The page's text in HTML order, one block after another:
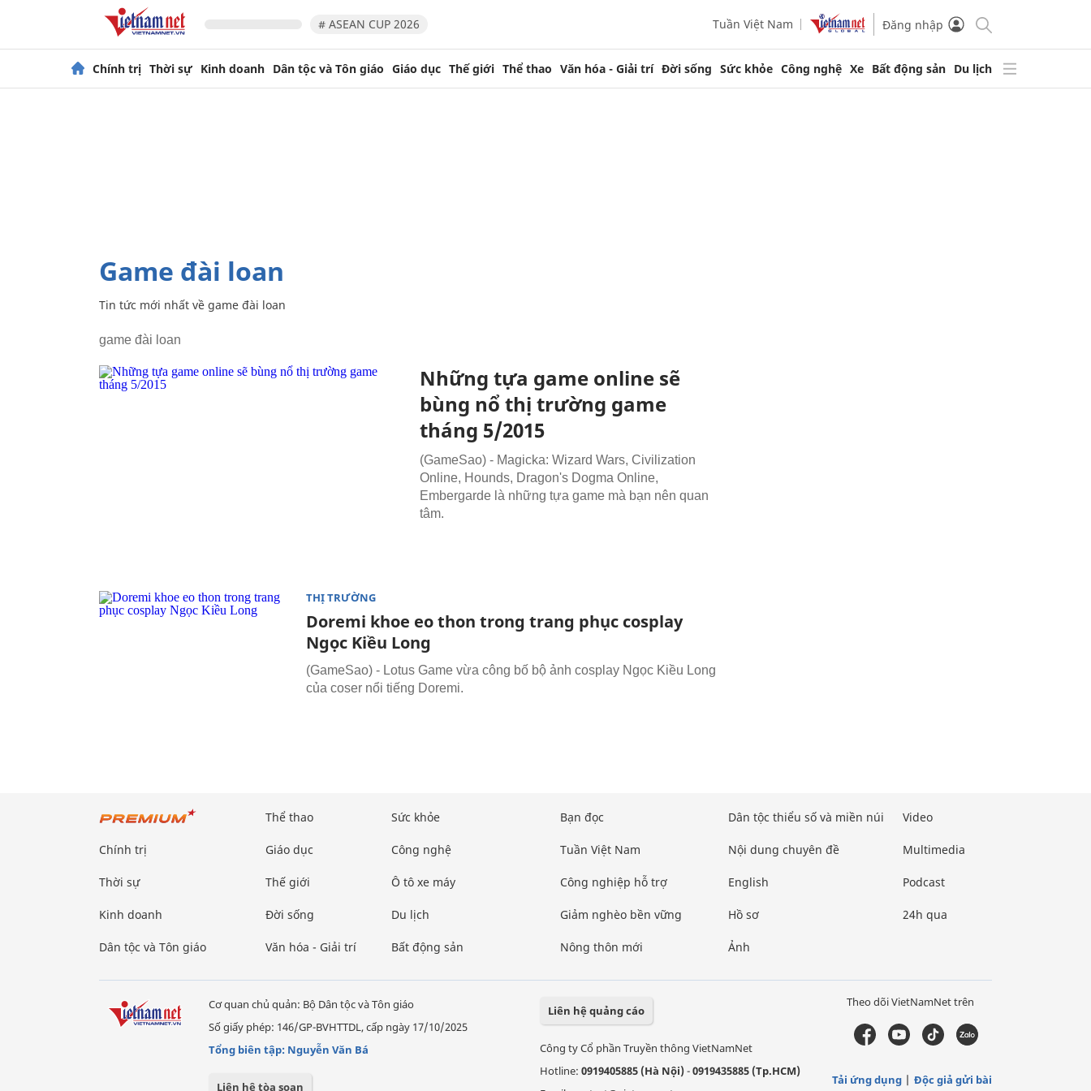
# ASEAN CUP 2026 Tuần Việt Nam Đăng nhập
Chính trị Thời sự Kinh doanh Dân tộc và Tôn giáo Giáo dục Thế giới Thể thao Văn hóa - Giải trí Đời sống Sức khỏe Công nghệ Xe Bất động sản Du lịch
game đài loan
Tin tức mới nhất về game đài loan
game đài loan
Những tựa game online sẽ
bùng nổ thị trường game
tháng 5/2015
(GameSao) - Magicka: Wizard Wars, Civilization
Online, Hounds, Dragon's Dogma Online,
Embergarde là những tựa game mà bạn nên quan
tâm.
THỊ TRƯỜNG
Doremi khoe eo thon trong trang phục cosplay
Ngọc Kiều Long
(GameSao) - Lotus Game vừa công bố bộ ảnh cosplay Ngọc Kiều Long
của coser nổi tiếng Doremi.
Chính trị
Thời sự
Kinh doanh
Dân tộc và Tôn giáo
Thể thao
Giáo dục
Thế giới
Đời sống
Văn hóa - Giải trí
Sức khỏe
Công nghệ
Ô tô xe máy
Du lịch
Bất động sản
Bạn đọc
Tuần Việt Nam
Công nghiệp hỗ trợ
Giảm nghèo bền vững
Nông thôn mới
Dân tộc thiểu số và miền núi
Nội dung chuyên đề
English
Hồ sơ
Ảnh
Video
Multimedia
Podcast
24h qua
Cơ quan chủ quản: Bộ Dân tộc và Tôn giáo
Số giấy phép: 146/GP-BVHTTDL, cấp ngày 17/10/2025
Tổng biên tập: Nguyễn Văn Bá
Liên hệ tòa soạn
Liên hệ quảng cáo
Công ty Cổ phần Truyền thông VietNamNet
Hotline: 0919405885 (Hà Nội)-0919435885 (Tp.HCM)
Theo dõi VietNamNet trên
Tải ứng dụng Độc giả gửi bài